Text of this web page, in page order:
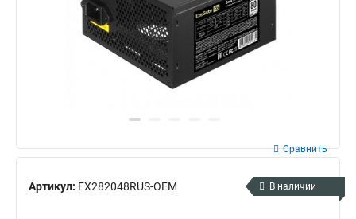
Артикул: EX282048RUS-OEM
Сравнить
В наличии